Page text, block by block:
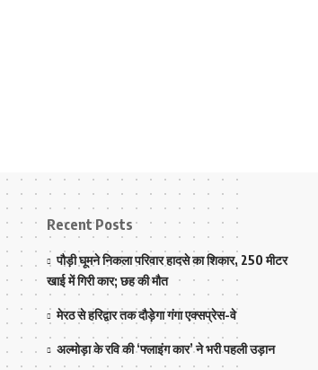
Recent Posts
पौड़ी घूमने निकला परिवार हादसे का शिकार, 250 मीटर
खाई में गिरी कार; छह की मौत
मेरठ से हरिद्वार तक दौड़ेगा गंगा एक्सप्रेस-वे
अल्मोड़ा के रवि की ‘फ्लाइंग कार’ ने भरी पहली उड़ान